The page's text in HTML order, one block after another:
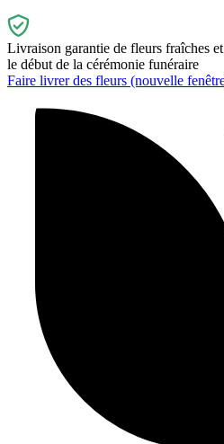
Livraison garantie de fleurs fraîches
le début de la cérémonie funéraire
Faire livrer des fleurs (nouvelle